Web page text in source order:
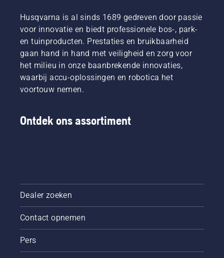
Husqvarna is al sinds 1689 gedreven door passie
voor innovatie en biedt professionele bos-, park-
en tuinproducten. Prestaties en bruikbaarheid
gaan hand in hand met veiligheid en zorg voor
het milieu in onze baanbrekende innovaties,
waarbij accu-oplossingen en robotica het
voortouw nemen.
Ontdek ons assortiment
Dealer zoeken
Contact opnemen
Pers